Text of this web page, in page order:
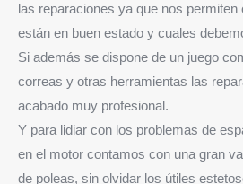
las reparaciones ya que nos permiten
están en buen estado y cuales
Si además se dispone de un juego
correas y otras herramientas las
acabado muy profesional.
Y para lidiar con los problemas de
en el motor contamos con una gran
de poleas, sin olvidar los útiles